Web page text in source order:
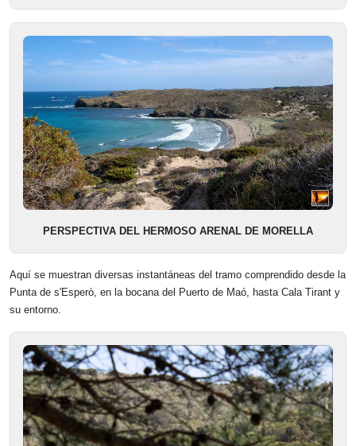
PERSPECTIVA DEL HERMOSO ARENAL DE MORELLA
Aquí se muestran diversas instantáneas del tramo comprendido desde la
Punta de s'Esperò, en la bocana del Puerto de Maó, hasta Cala Tirant y
su entorno.